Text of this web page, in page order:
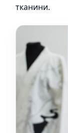
тканини.